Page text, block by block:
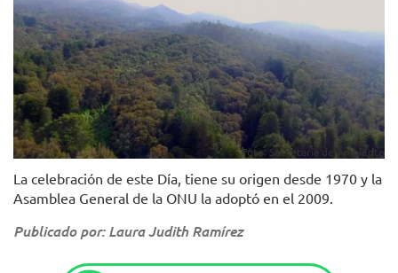
Foto: Secretaría de Ambiente
La celebración de este Día, tiene su origen desde 1970 y la
Asamblea General de la ONU la adoptó en el 2009.
Publicado por: Laura Judith Ramírez